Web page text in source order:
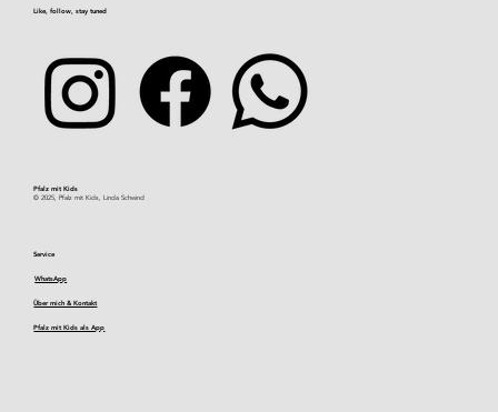
Like, follow, stay tuned
Pfalz mit Kids​
© 2025, Pfalz mit Kids, Linda Schwind
Service
WhatsApp
Über mich & Kontakt
Pfalz mit Kids als App